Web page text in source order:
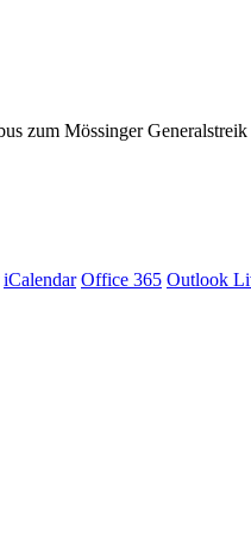
iCalendar Office 365 Outlook